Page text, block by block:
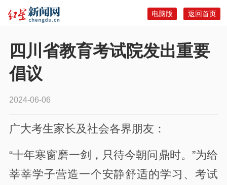
返回首页
电脑版
四川省教育考试院发出重要
倡议
2024-06-06
广大考生家长及社会各界朋友：
“十年寒窗磨一剑，只待今朝问鼎时。”为给
莘莘学子营造一个安静舒适的学习、考试